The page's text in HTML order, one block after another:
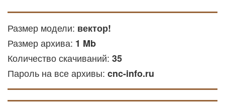
и характер персонажа, а также
обеспечит универсальность для
применения в различных материалах,
таких как металл, дерево или пластик.
ЧПУ резка: вы можете
использовать его для создания
Размер модели: вектор!
Размер архива: 1 Mb
Количество скачиваний: 35
Пароль на все архивы: cnc-info.ru